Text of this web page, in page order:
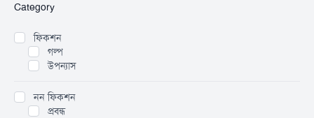
Category
ফিকশন
গল্প
উপন্যাস
নন ফিকশন
প্রবন্ধ